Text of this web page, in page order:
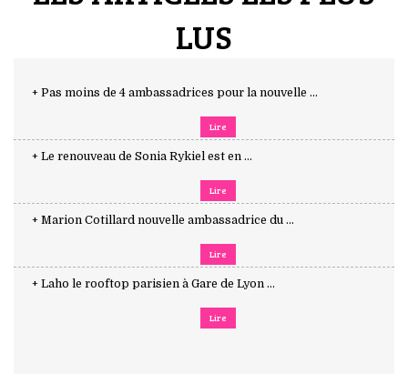
LUS
+ Pas moins de 4 ambassadrices pour la nouvelle ...
Lire
+ Le renouveau de Sonia Rykiel est en ...
Lire
+ Marion Cotillard nouvelle ambassadrice du ...
Lire
+ Laho le rooftop parisien à Gare de Lyon ...
Lire